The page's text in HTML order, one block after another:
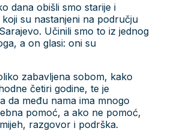
dana obišli smo starije i
su nastanjeni na području
Učinili smo to iz jednog
a on glasi: oni su
zabavljena sobom, kako
četiri godine, te je
da među nama ima mnogo
pomoć, a ako ne pomoć,
razgovor i podrška.